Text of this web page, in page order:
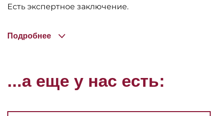
Есть экспертное заключение.
Подробнее
...а еще у нас есть: